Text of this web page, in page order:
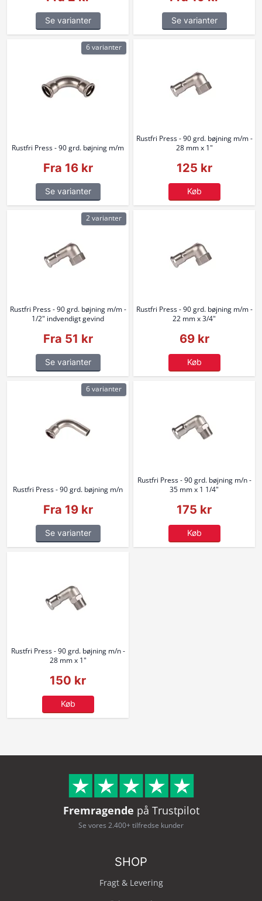
Se varianter Se varianter
Rustfri Press - 90 grd. bøjning m/m
Fra 16 kr
Se varianter
6 varianter
Rustfri Press - 90 grd. bøjning m/m -
28 mm x 1"
125 kr
Køb
Rustfri Press - 90 grd. bøjning m/m -
1/2" indvendigt gevind
Fra 51 kr
Se varianter
2 varianter
Rustfri Press - 90 grd. bøjning m/m -
22 mm x 3/4"
69 kr
Køb
Rustfri Press - 90 grd. bøjning m/n
Fra 19 kr
Se varianter
6 varianter
Rustfri Press - 90 grd. bøjning m/n -
35 mm x 1 1/4"
175 kr
Køb
Rustfri Press - 90 grd. bøjning m/n -
28 mm x 1"
150 kr
Køb
Fremragende på Trustpilot
Se vores 2.400+ tilfredse kunder
SHOP
Fragt & Levering